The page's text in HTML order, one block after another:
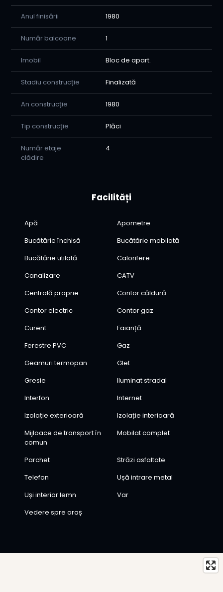
Anul finisării 1980
Număr balcoane 1
Imobil Bloc de apart.
Stadiu construcție Finalizată
An construcție 1980
Tip construcție Plăci
Număr etaje
clădire
4
Facilități
Apă
Apometre
Bucătărie închisă
Bucătărie mobilată
Bucătărie utilată
Calorifere
Canalizare
CATV
Centrală proprie
Contor căldură
Contor electric
Contor gaz
Curent
Faianță
Ferestre PVC
Gaz
Geamuri termopan
Glet
Gresie
Iluminat stradal
Interfon
Internet
Izolație exterioară
Izolație interioară
Mijloace de transport în
comun
Mobilat complet
Parchet
Străzi asfaltate
Telefon
Ușă intrare metal
Uși interior lemn
Var
Vedere spre oraș